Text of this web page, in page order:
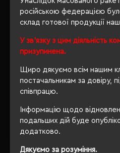
російською федерацією
склад готової продукції
У зв'язку з цим діяльність
призупинена.
Щиро дякуємо всім нашим
постачальникам за довіру,
співпрацю.
Інформацію щодо
подальших дій буде
додатково.
Дякуємо за розуміння.
РЕКОМЕНДУЄМО